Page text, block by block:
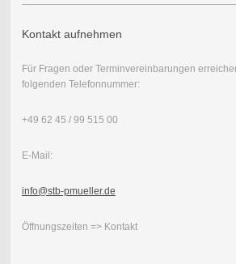
Kontakt aufnehmen
Für Fragen oder Terminvereinbarungen
folgenden Telefonnummer:
+49 62 45 / 99 515 00
E-Mail:
info@stb-pmueller.de
Öffnungszeiten => Kontakt